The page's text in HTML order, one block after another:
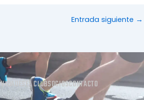
Entrada siguiente →
EL CLUBSOCIOSCONTACTO